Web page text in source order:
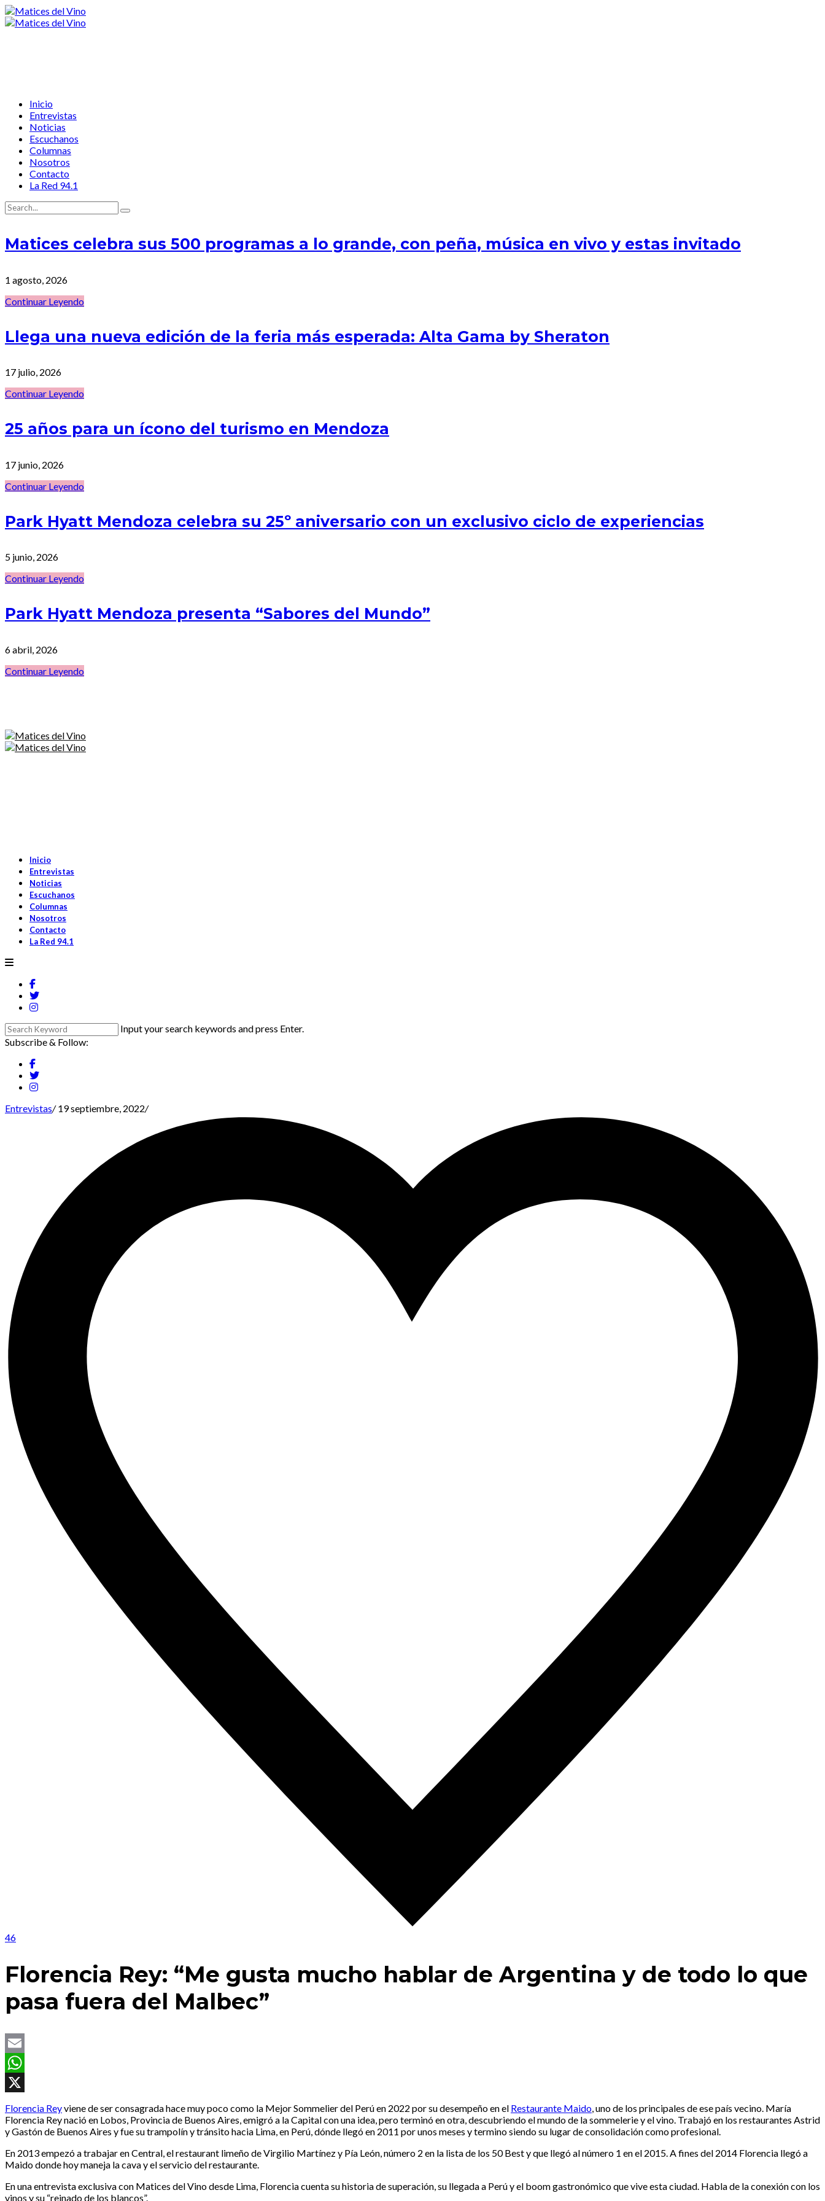
Inicio
Entrevistas
Noticias
Escuchanos
Columnas
Nosotros
Contacto
La Red 94.1
Matices celebra sus 500 programas a lo grande, con peña, música en vivo y estas invitado
1 agosto, 2026
Continuar Leyendo
Llega una nueva edición de la feria más esperada: Alta Gama by Sheraton
17 julio, 2026
Continuar Leyendo
25 años para un ícono del turismo en Mendoza
17 junio, 2026
Continuar Leyendo
Park Hyatt Mendoza celebra su 25º aniversario con un exclusivo ciclo de experiencias
5 junio, 2026
Continuar Leyendo
Park Hyatt Mendoza presenta “Sabores del Mundo”
6 abril, 2026
Continuar Leyendo
Inicio
Entrevistas
Noticias
Escuchanos
Columnas
Nosotros
Contacto
La Red 94.1
Input your search keywords and press Enter.
Subscribe & Follow:
Entrevistas/19 septiembre, 2022/
46
Florencia Rey: “Me gusta mucho hablar de Argentina y de todo lo que
pasa fuera del Malbec”
Email
WhatsApp
Florencia Reyviene de ser consagrada hace muy poco como la Mejor Sommelier del Perú en 2022 por su desempeño en el Restaurante Maido, uno de los principales de ese país vecino. María
Florencia Rey nació en Lobos, Provincia de Buenos Aires, emigró a la Capital con una idea, pero terminó en otra, descubriendo el mundo de la sommelerie y el vino. Trabajó en los restaurantes Astrid
y Gastón de Buenos Aires y fue su trampolín y tránsito hacia Lima, en Perú, dónde llegó en 2011 por unos meses y termino siendo su lugar de consolidación como profesional.
En 2013 empezó a trabajar en Central, el restaurant limeño de Virgilio Martínez y Pía León, número 2 en la lista de los 50 Best y que llegó al número 1 en el 2015. A fines del 2014 Florencia llegó a
Maido donde hoy maneja la cava y el servicio del restaurante.
En una entrevista exclusiva con Matices del Vino desde Lima, Florencia cuenta su historia de superación, su llegada a Perú y el boom gastronómico que vive esta ciudad. Habla de la conexión con los
vinos y su “reinado de los blancos”.